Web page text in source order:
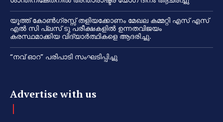
യൂത്ത് കോൺഗ്രസ്സ് തളിയക്കോണം മേഖല കമ്മറ്റി എസ് എസ്
എൽ സി പ്ലസ് ടു പരീക്ഷകളിൽ ഉന്നതവിജയം
കരസ്ഥമാക്കിയ വിദ്യാർത്ഥികളെ ആദരിച്ചു.
“നവ് ഓറ” പരിപാടി സംഘടിപ്പിച്ചു
Advertise with us